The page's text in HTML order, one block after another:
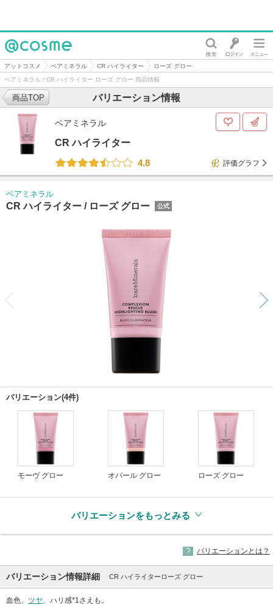
@cosme
アットコスメ ベアミネラル CR ハイライター
ローズ グロー
ベアミネラル / CR ハイライター ローズ グロー 商品情報
バリエーション情報
商品TOP
ベアミネラル
CR ハイライター
4.8
評価グラフ
ベアミネラル
CR ハイライター / ローズ グロー 公式
バリエーション(4件)
モーヴ グロー オパール グロー ローズ グロー
バリエーションをもっとみる
バリエーションとは？
バリエーション情報詳細 CR ハイライターローズ グロー
血色、 ツヤ、ハリ感*1さえも。